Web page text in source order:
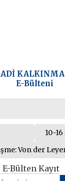
KALKINMA
E-Bülteni
10-16
Von der
E-Bülten Kayıt